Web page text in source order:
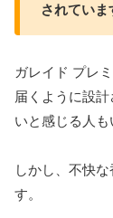
されていま
ガレイド プレ
届くように設
いと感じる人も
しかし、不快
す。